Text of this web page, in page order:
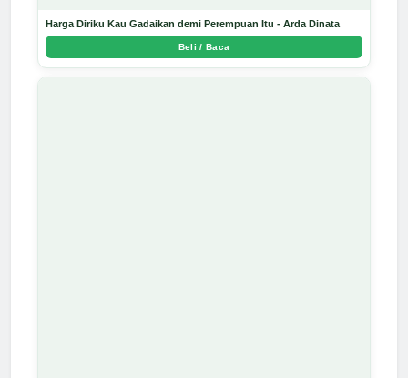
Harga Diriku Kau Gadaikan demi Perempuan Itu - Arda Dinata
Beli / Baca